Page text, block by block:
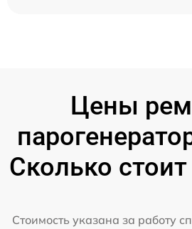
Цены
Сколько
Стоимость указана за работу